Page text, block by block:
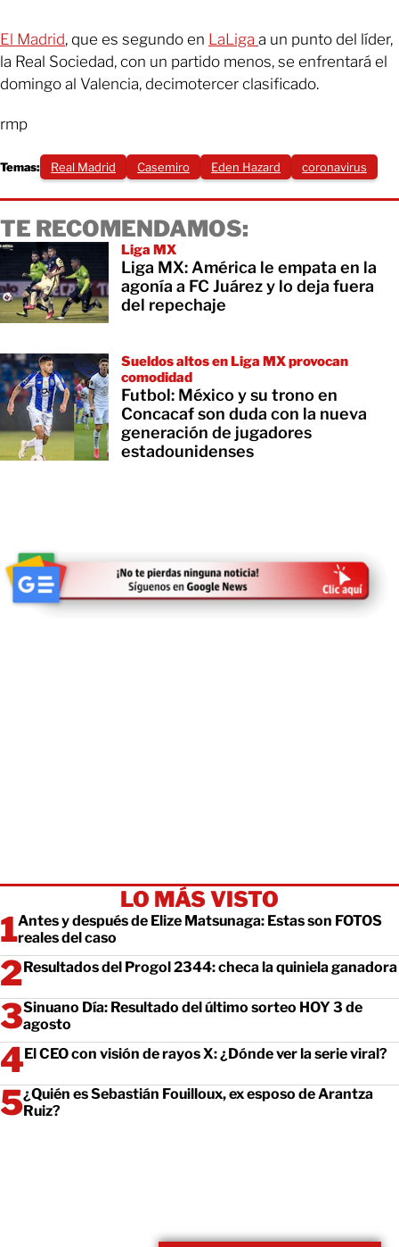
El Madrid, que es segundo en LaLiga a un punto del líder,
la Real Sociedad, con un partido menos, se enfrentará el
domingo al Valencia, decimotercer clasificado.
rmp
Temas: Real Madrid Casemiro Eden Hazard coronavirus
TE RECOMENDAMOS:
Liga MX
Liga MX: América le empata en la
agonía a FC Juárez y lo deja fuera
del repechaje
Sueldos altos en Liga MX provocan
comodidad
Futbol: México y su trono en
Concacaf son duda con la nueva
generación de jugadores
estadounidenses
LO MÁS VISTO
Antes y después de Elize Matsunaga: Estas son FOTOS
reales del caso
Resultados del Progol 2344: checa la quiniela ganadora
Sinuano Día: Resultado del último sorteo HOY 3 de
agosto
El CEO con visión de rayos X: ¿Dónde ver la serie viral?
¿Quién es Sebastián Fouilloux, ex esposo de Arantza
Ruiz?